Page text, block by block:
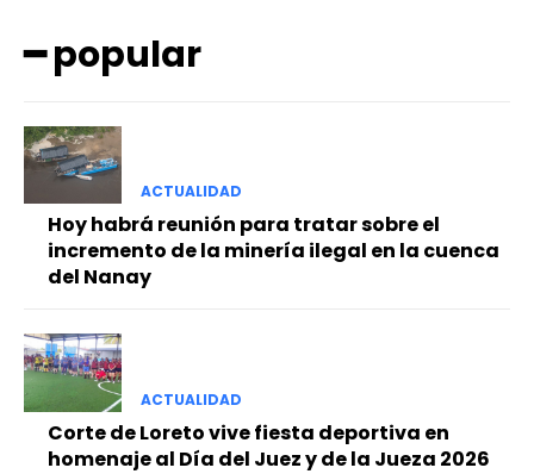
━ Planes
━ popular
ACTUALIDAD
Hoy habrá reunión para tratar sobre el
incremento de la minería ilegal en la cuenca
del Nanay
ACTUALIDAD
Corte de Loreto vive fiesta deportiva en
homenaje al Día del Juez y de la Jueza 2026